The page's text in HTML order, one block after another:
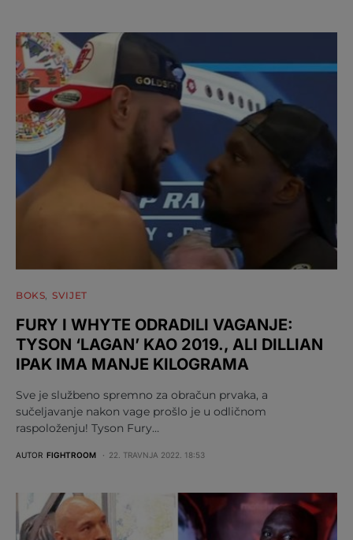
BOKS SVIJET
FURY I WHYTE ODRADILI VAGANJE:
TYSON ‘LAGAN’ KAO 2019., ALI DILLIAN
IPAK IMA MANJE KILOGRAMA
Sve je službeno spremno za obračun prvaka, a
sučeljavanje nakon vage prošlo je u odličnom
raspoloženju! Tyson Fury…
AUTOR FIGHTROOM 22. TRAVNJA 2022. 18:53